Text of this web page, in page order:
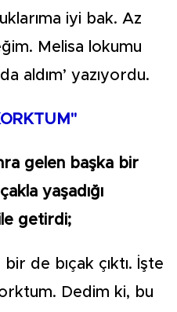
iyi bak. Az
Melisa lokumu
aldım’ yazıyordu.
gelen başka bir
yaşadığı
getirdi;
de bıçak çıktı. İşte
Dedim ki, bu